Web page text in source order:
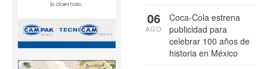
Coca-Cola estrena
publicidad para
celebrar 100 años de
historia en México
06
AGO